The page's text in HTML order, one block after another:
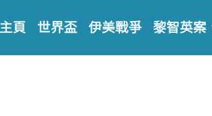
主頁 世界盃 伊美戰爭 黎智英案